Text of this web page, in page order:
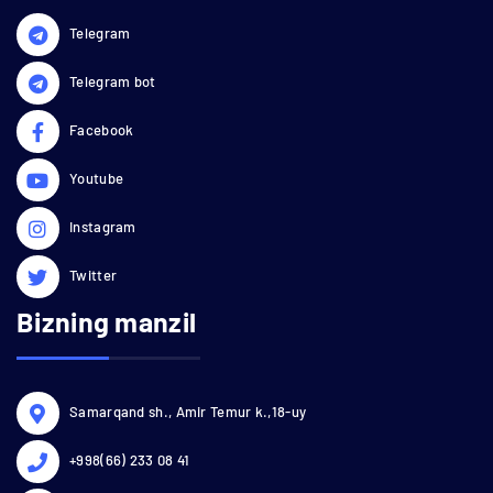
Telegram
Telegram bot
Facebook
Youtube
Instagram
Twitter
Bizning manzil
Samarqand sh., Amir Temur k.,18-uy
+998(66) 233 08 41